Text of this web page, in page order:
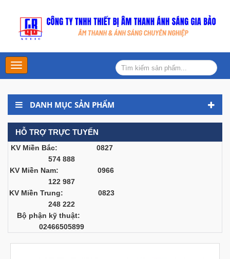
Main
Menu
DANH MỤC SẢN PHẨM
HỖ TRỢ TRỰC TUYẾN
KV Miền Bắc: 0827
574 888
KV Miền Nam: 0966
122 987
KV Miền Trung: 0823
248 222
Bộ phận kỹ thuật:
02466505899